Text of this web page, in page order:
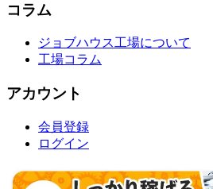
コラム
ジョブハウス工場について
工場コラム
アカウント
会員登録
ログイン